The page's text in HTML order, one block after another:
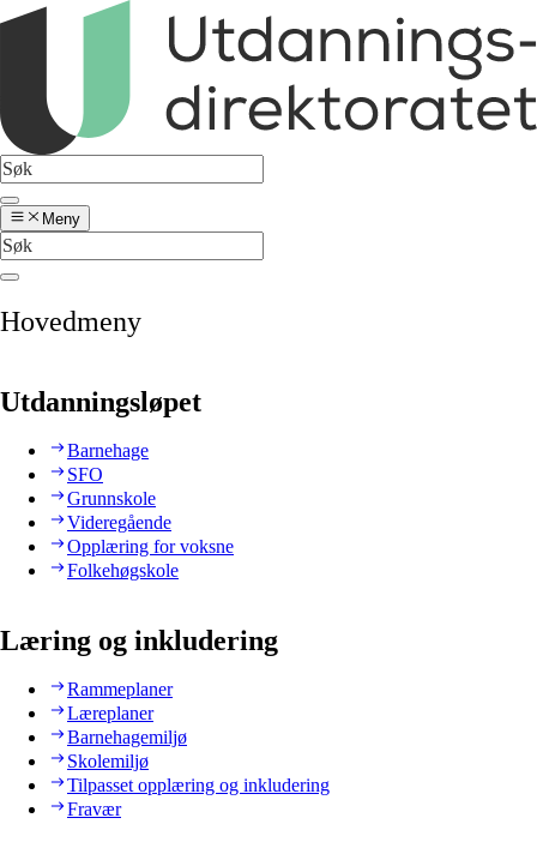
Meny
Hovedmeny
Utdanningsløpet
Barnehage
SFO
Grunnskole
Videregående
Opplæring for voksne
Folkehøgskole
Læring og inkludering
Rammeplaner
Læreplaner
Barnehagemiljø
Skolemiljø
Tilpasset opplæring og inkludering
Fravær